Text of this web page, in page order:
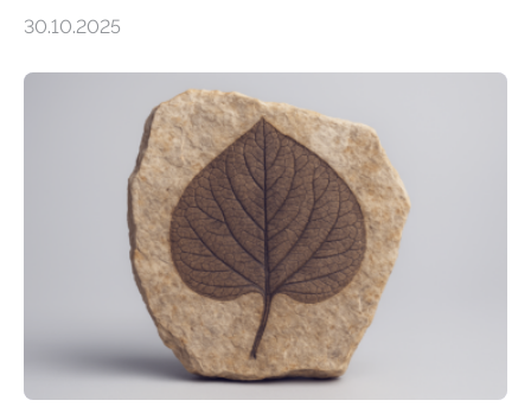
erfüllen können, müssen zahlreiche Enzyme präzise in
der Ruhr-Universität Bochum um Prof. Dr. Ralf Erdmann
und Dr. Ismaila Francis Yusuf hat nun einen bislang
unbekannten Qualitätskontrollmechanismus des
peroxisomalen Proteintransports in der Bäckerhefe
Saccharomyces cerevisiae entdeckt, der für die
Funktionsfähigkeit der Organellen entscheidend ist. Die
Studie wurde am 28. Oktober 2025 in der
Fachzeitschrift…
30.10.2025